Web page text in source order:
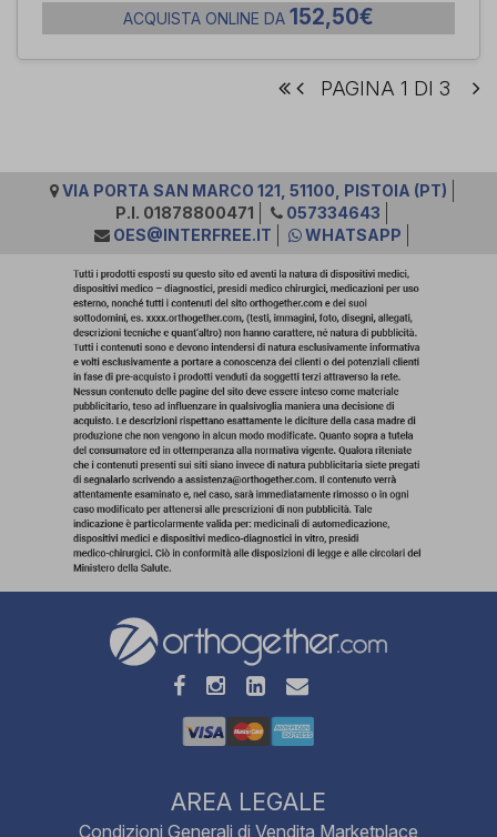
ACQUISTA ONLINE DA 152,50€
PAGINA 1 DI 3
VIA PORTA SAN MARCO 121, 51100, PISTOIA (PT)
P.I. 01878800471
057334643
OES@INTERFREE.IT
WHATSAPP
AREA LEGALE
Condizioni Generali di Vendita Marketplace